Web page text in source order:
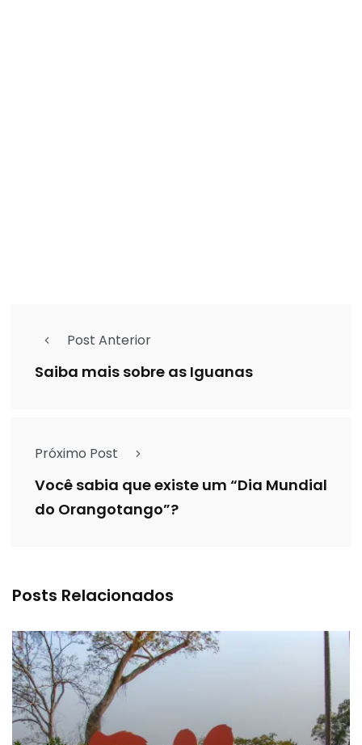
Post Anterior
Saiba mais sobre as Iguanas
Próximo Post
Você sabia que existe um “Dia Mundial
do Orangotango”?
Posts Relacionados